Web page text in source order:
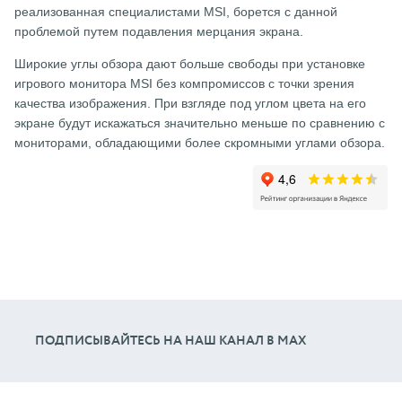
реализованная специалистами MSI, борется с данной
проблемой путем подавления мерцания экрана.
Широкие углы обзора дают больше свободы при установке
игрового монитора MSI без компромиссов с точки зрения
качества изображения. При взгляде под углом цвета на его
экране будут искажаться значительно меньше по сравнению с
мониторами, обладающими более скромными углами обзора.
ПОДПИСЫВАЙТЕСЬ НА НАШ КАНАЛ В МАХ